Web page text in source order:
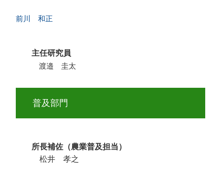
前川 和正
主任研究員
渡邉 圭太
普及部門
所長補佐（農業普及担当）
松井 孝之